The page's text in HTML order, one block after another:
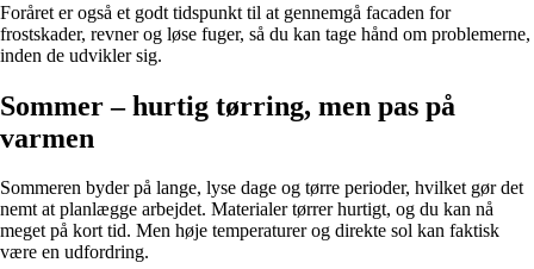
Foråret er også et godt tidspunkt til at gennemgå facaden for
frostskader, revner og løse fuger, så du kan tage hånd om problemerne,
inden de udvikler sig.
Sommer – hurtig tørring, men pas på
varmen
Sommeren byder på lange, lyse dage og tørre perioder, hvilket gør det
nemt at planlægge arbejdet. Materialer tørrer hurtigt, og du kan nå
meget på kort tid. Men høje temperaturer og direkte sol kan faktisk
være en udfordring.